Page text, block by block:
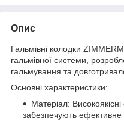
Опис
Гальмівні колодки
гальмівної системи,
гальмування та
Основні характеристики:
Матеріал:
забезпечують ефективне